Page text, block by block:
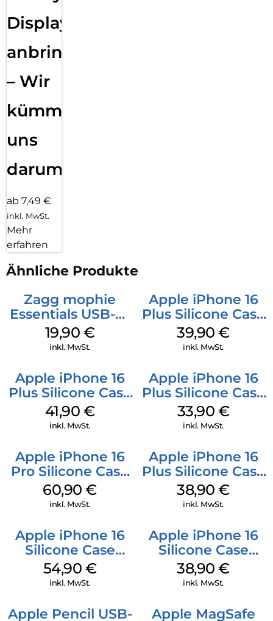
Displayfolie
anbringen
– Wir
kümmern
uns
darum!
ab 7,49 €
inkl. MwSt.
Mehr
erfahren
Ähnliche Produkte
Zagg mophie
Essentials USB-C-
20W Charger PD
Weiß
19,90 €
inkl. MwSt.
Apple iPhone 16
Plus Silicone Case
MagSafe Plum
39,90€
inkl. MwSt.
Apple iPhone 16
Plus Silicone Case
MagSafe Stone
Gray
41,90 €
inkl. MwSt.
Apple iPhone 16
Plus Silicone Case
MagSafe Lake
Green
33,90 €
inkl. MwSt.
Apple iPhone 16
Pro Silicone Case
MagSafe Stone
Gray
60,90€
inkl. MwSt.
Apple iPhone 16
Plus Silicone Case
MagSafe Denim
38,90€
inkl. MwSt.
Apple iPhone 16
Silicone Case
MagSafe Lake
Green
54,90 €
inkl. MwSt.
Apple iPhone 16
Silicone Case
MagSafe
Ultramarine
38,90€
inkl. MwSt.
Apple Pencil USB-
Apple MagSafe